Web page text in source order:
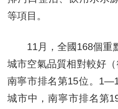
等項目。
11月，全國168個重
城市空氣品質相對較好
南寧市排名第15位。
城市中，南寧市排名第